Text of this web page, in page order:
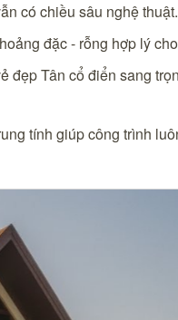
có chiều sâu nghệ thuật.
đặc - rỗng hợp lý
đẹp Tân cổ điển sang
tính giúp công trình